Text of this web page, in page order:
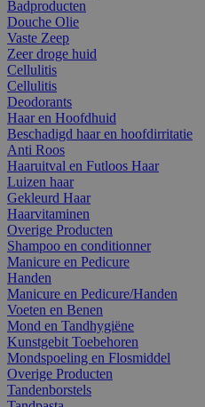
Badproducten
Douche Olie
Vaste Zeep
Zeer droge huid
Cellulitis
Cellulitis
Deodorants
Haar en Hoofdhuid
Beschadigd haar en hoofdirritatie
Anti Roos
Haaruitval en Futloos Haar
Luizen haar
Gekleurd Haar
Haarvitaminen
Overige Producten
Shampoo en conditionner
Manicure en Pedicure
Handen
Manicure en Pedicure/Handen
Voeten en Benen
Mond en Tandhygiëne
Kunstgebit Toebehoren
Mondspoeling en Flosmiddel
Overige Producten
Tandenborstels